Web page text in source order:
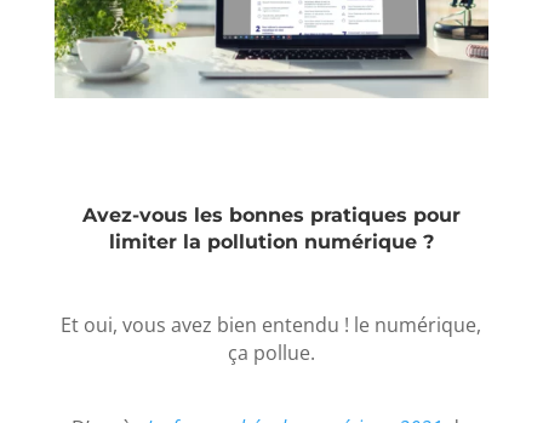
Avez-vous les bonnes pratiques pour
limiter la pollution numérique ?
Et oui, vous avez bien entendu ! le numérique,
ça pollue.